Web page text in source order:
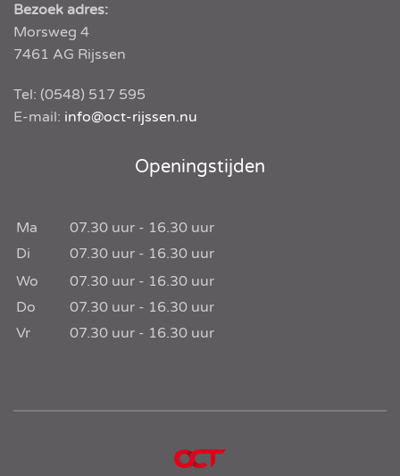
Bezoek adres:
Morsweg 4
7461 AG Rijssen
Tel: (0548) 517 595
E-mail: info@oct-rijssen.nu
Openingstijden
Ma 07.30 uur - 16.30 uur
Di
07.30 uur - 16.30 uur
Wo
07.30 uur - 16.30 uur
Do
07.30 uur - 16.30 uur
Vr
07.30 uur - 16.30 uur